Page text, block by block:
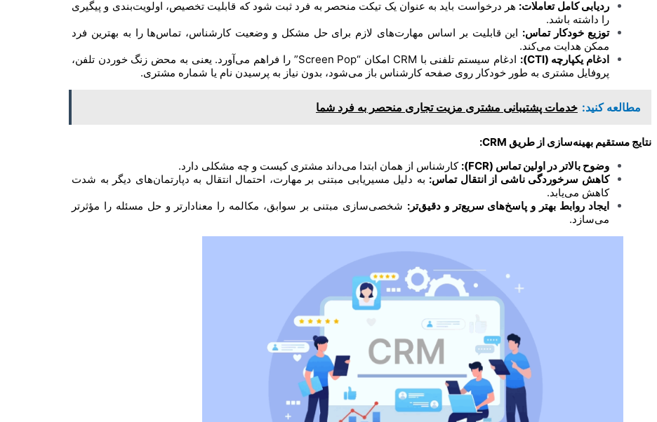
ردیابی کامل تعاملات: هر درخواست باید به عنوان یک تیکت منحصر به فرد ثبت شود که قابلیت تخصیص، اولویت‌بندی و پیگیری
را داشته باشد.
توزیع خودکار تماس: این قابلیت بر اساس مهارت‌های لازم برای حل مشکل و وضعیت کارشناس، تماس‌ها را به بهترین فرد
ممکن هدایت می‌کند.
ادغام یکپارچه (CTI):
ادغام سیستم تلفنی با CRM امکان “Screen Pop” را فراهم می‌آورد. یعنی به محض زنگ خوردن تلفن،
پروفایل مشتری به طور خودکار روی صفحه کارشناس باز می‌شود، بدون نیاز به پرسیدن نام یا شماره مشتری.
مطالعه کنید: خدمات پشتیبانی مشتری مزیت تجاری منحصر به فرد شما
نتایج مستقیم بهینه‌سازی از طریق CRM:
وضوح بالاتر در اولین تماس (FCR):
کارشناس از همان ابتدا می‌داند مشتری کیست و چه مشکلی دارد.
کاهش سرخوردگی ناشی از انتقال تماس: به دلیل مسیریابی مبتنی بر مهارت، احتمال انتقال به دپارتمان‌های دیگر به شدت
کاهش می‌یابد.
ایجاد روابط بهتر و پاسخ‌های سریع‌تر و دقیق‌تر: شخصی‌سازی مبتنی بر سوابق، مکالمه را معنادارتر و حل مسئله را مؤثرتر
می‌سازد.